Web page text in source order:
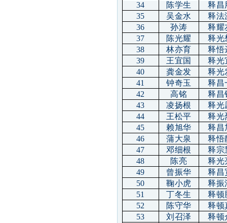
34
陈学生
释昌
35
吴金水
释法
36
孙涛
释耀
37
陈光耀
释光
38
林亦育
释悟
39
王宜国
释光
40
龚金发
释光
41
钟奇玉
释昌
42
高铭
释昌
43
凌扬根
释光
44
王松平
释光
45
赖旭华
释昌
46
蒲大泉
释悟
47
邓细根
释宗
48
陈亮
释光
49
曾振华
释昌
50
鞠小虎
释振
51
丁冬生
释顿
52
陈守华
释顿
53
刘召泽
释顿